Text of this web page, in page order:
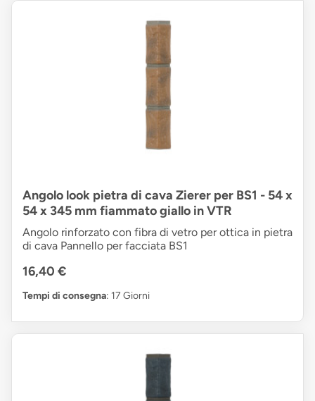
Angolo look pietra di cava Zierer per BS1 - 54 x
54 x 345 mm fiammato giallo in VTR
Angolo rinforzato con fibra di vetro per ottica in pietra
di cava Pannello per facciata BS1
16,40 €
Tempi di consegna: 17 Giorni